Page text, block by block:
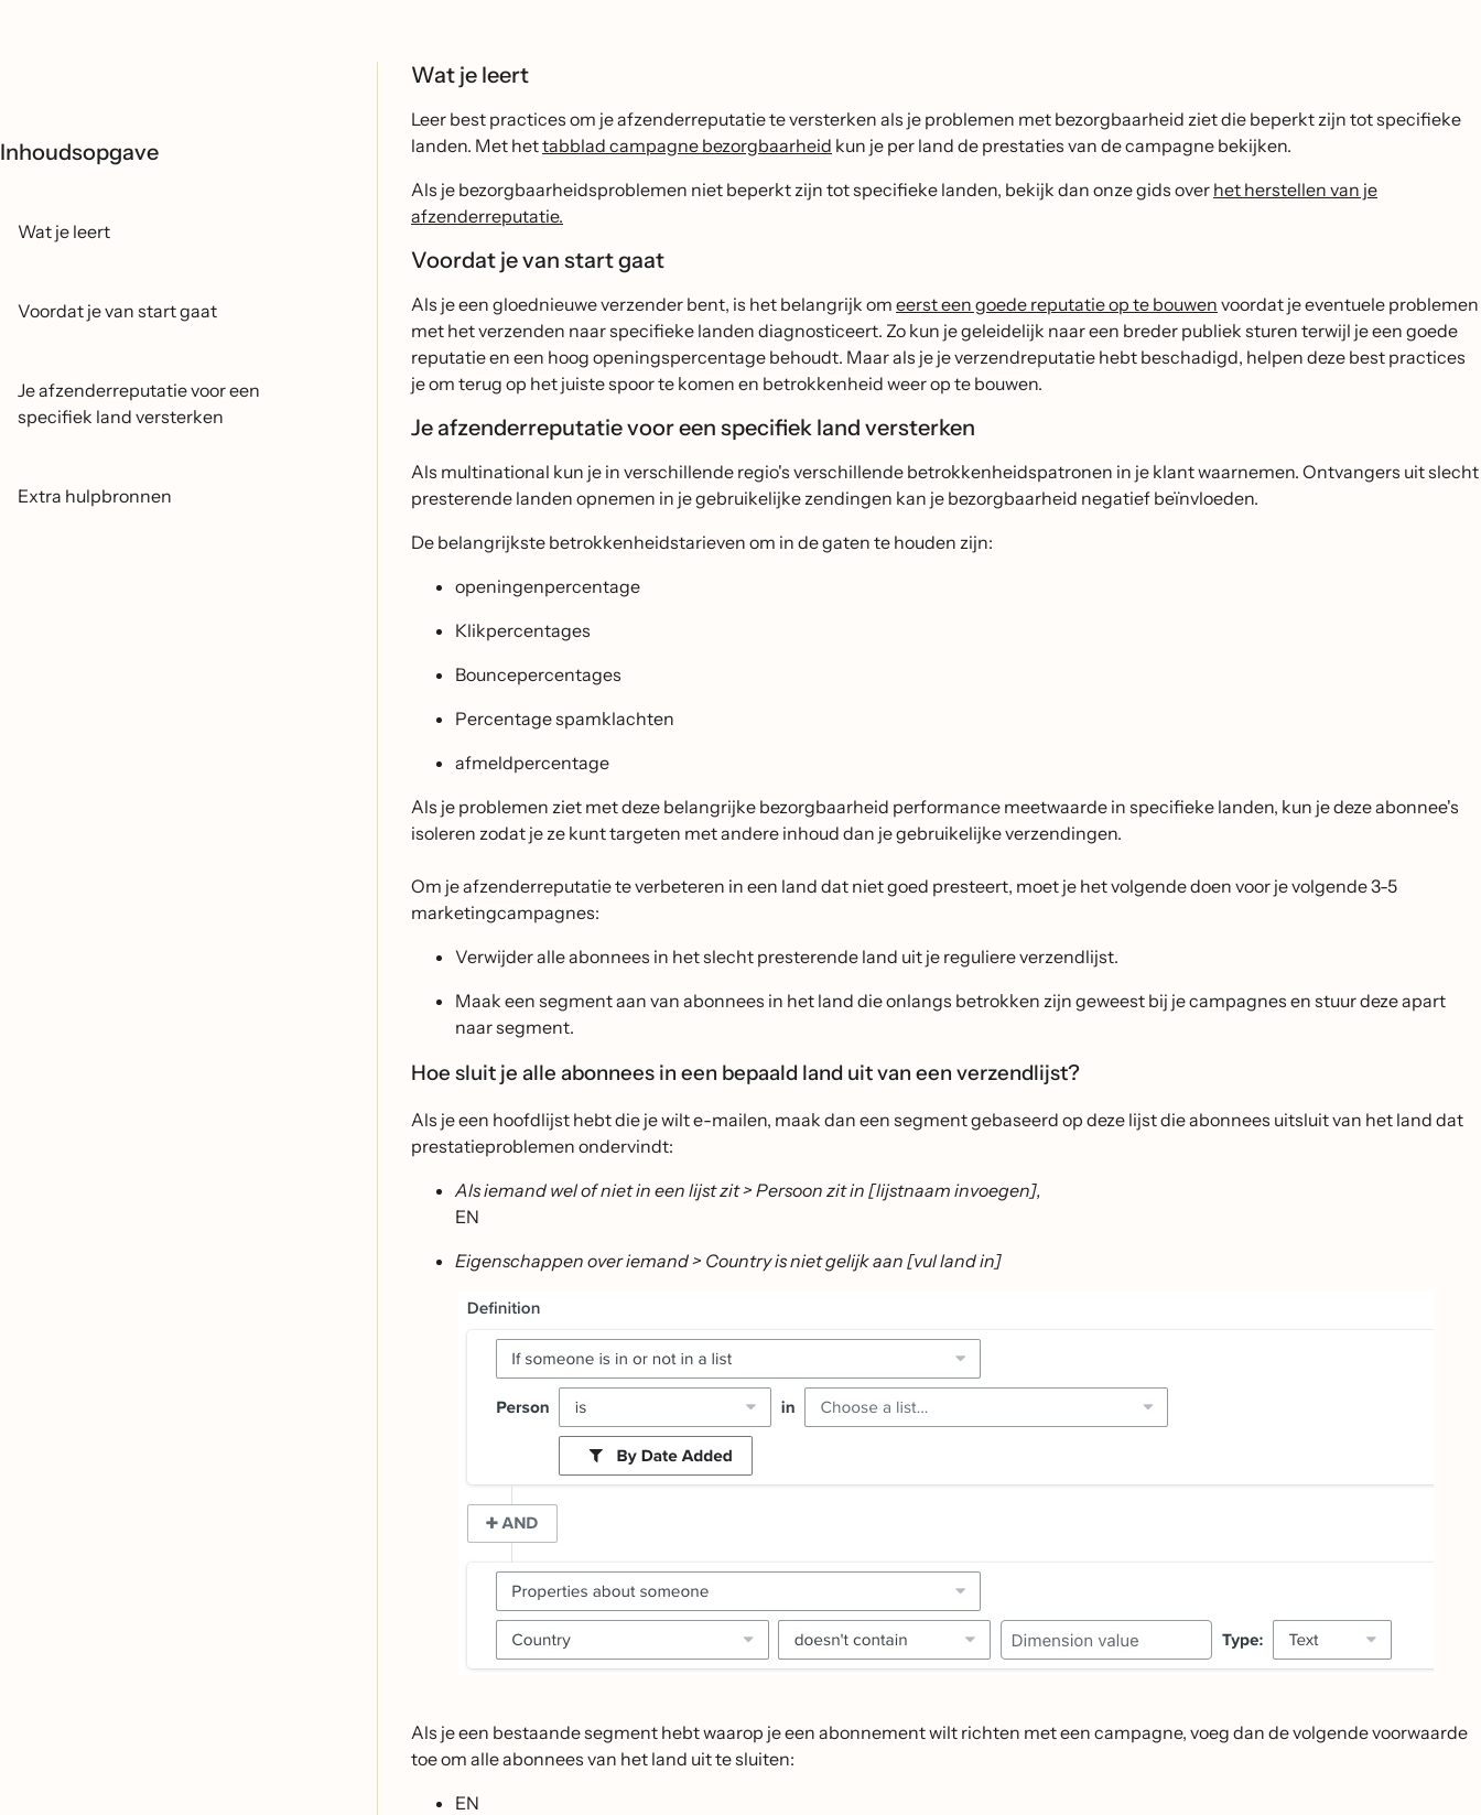
Inhoudsopgave
Wat je leert
Voordat je van start gaat
Je afzenderreputatie voor een
specifiek land versterken
Extra hulpbronnen
Wat je leert
Leer best practices om je afzenderreputatie te versterken als je problemen met bezorgbaarheid ziet die beperkt zijn tot specifieke
landen. Met hettabblad campagne bezorgbaarheid kun je per land de prestaties van de campagne bekijken.
Als je bezorgbaarheidsproblemen niet beperkt zijn tot specifieke landen, bekijk dan onze gids over het herstellen van je
afzenderreputatie.
Voordat je van start gaat
Als je een gloednieuwe verzender bent, is het belangrijk om eerst een goede reputatie op te bouwen voordat je eventuele problemen
met het verzenden naar specifieke landen diagnosticeert. Zo kun je geleidelijk naar een breder publiek sturen terwijl je een goede
reputatie en een hoog openingspercentage behoudt. Maar als je je verzendreputatie hebt beschadigd, helpen deze best practices
je om terug op het juiste spoor te komen en betrokkenheid weer op te bouwen.
Je afzenderreputatie voor een specifiek land versterken
Als multinational kun je in verschillende regio's verschillende betrokkenheidspatronen in je klant waarnemen. Ontvangers uit slecht
presterende landen opnemen in je gebruikelijke zendingen kan je bezorgbaarheid negatief beïnvloeden.
De belangrijkste betrokkenheidstarieven om in de gaten te houden zijn:
openingenpercentage
Klikpercentages
Bouncepercentages
Percentage spamklachten
afmeldpercentage
Als je problemen ziet met deze belangrijke bezorgbaarheid performance meetwaarde in specifieke landen, kun je deze abonnee's
isoleren zodat je ze kunt targeten met andere inhoud dan je gebruikelijke verzendingen.
Om je afzenderreputatie te verbeteren in een land dat niet goed presteert, moet je het volgende doen voor je volgende 3-5
marketingcampagnes:
Verwijder alle abonnees in het slecht presterende land uit je reguliere verzendlijst.
Maak een segment aan van abonnees in het land die onlangs betrokken zijn geweest bij je campagnes en stuur deze apart
naar segment.
Hoe sluit je alle abonnees in een bepaald land uit van een verzendlijst?
Als je een hoofdlijst hebt die je wilt e-mailen, maak dan een segment gebaseerd op deze lijst die abonnees uitsluit van het land dat
prestatieproblemen ondervindt:
Als iemand wel of niet in een lijst zit > Persoon zit in [lijstnaam invoegen],
EN
Eigenschappen over iemand > Country is niet gelijk aan [vul land in]
Als je een bestaande segment hebt waarop je een abonnement wilt richten met een campagne, voeg dan de volgende voorwaarde
toe om alle abonnees van het land uit te sluiten:
EN